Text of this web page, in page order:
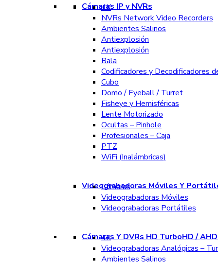
Cámaras IP y NVRs
4K
NVRs Network Video Recorders
Ambientes Salinos
Antiexplosión
Antiexplosión
Bala
Codificadores y Decodificadores
Cubo
Domo / Eyeball / Turret
Fisheye y Hemisféricas
Lente Motorizado
Ocultas – Pinhole
Profesionales – Caja
PTZ
WiFi (Inalámbricas)
Videograbadoras Móviles Y
Cámaras
Videograbadoras Móviles
Videograbadoras Portátiles
Cámaras Y DVRs HD TurboHD /
4K
Videograbadoras Analógicas –
Ambientes Salinos